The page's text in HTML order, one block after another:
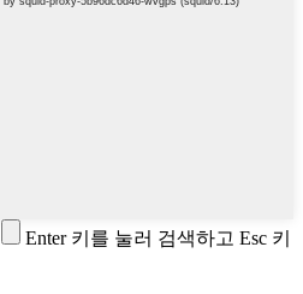
Enter 키를 눌러 검색하고 Esc 키